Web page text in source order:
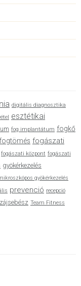
digitális diagnosztika
esztétikai
fog implantátum fogkő
fogtömés fogászati
fogászati központ fogászati
gyökérkezelés
gyökérkezelés
prevenció recepció
Team Fitness